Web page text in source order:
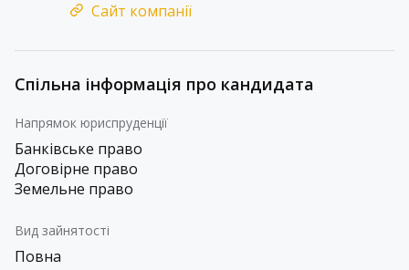
Сайт компанії
Спільна інформація про кандидата
Напрямок юриспруденції
Банківське право
Договірне право
Земельне право
Вид зайнятості
Повна